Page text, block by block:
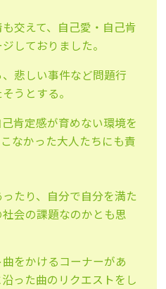
交えて、自己愛・自己肯
しておりました。
悲しい事件など問題行
うとする。
肯定感が育めない環境を
なかった大人たちにも責
たり、自分で自分を満た
会の課題なのかとも思
をかけるコーナーがあ
った曲のリクエストをし